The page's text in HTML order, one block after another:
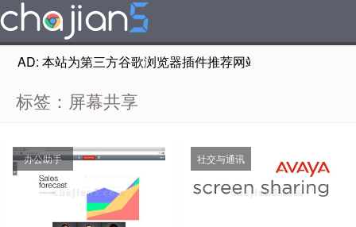
AD: 本站为第三方谷歌浏览器插件推荐网站，非Google
标签：屏幕共享
办公助手 社交与通讯